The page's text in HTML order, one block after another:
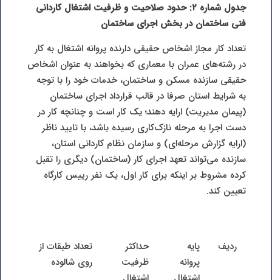
جدول شماره۲: حدود صلاحیت و ظرفیت اشتغال کاردانی
فنی ساختمان در بخش اجرای ساختمان
تعداد کار مجاز اشخاص حقیقی دارنده پروانه اشتغال به کار
در رشته‌های عمران با معماری که بخواهند به عنوان اشخاص
حقیقی سازنده مسکن و ساختمان، خدمات خود را با توجه
به شرایط استان صرفا در قالب قرارداد اجرای ساختمان
(پیمان مدیریت) ارایه دهند؛ یک کار است و چنانچه کار در
دست اجرا به مرحله نازک‌کاری رسیده باشد، با تایید ناظر
(ارایه گزارش مرحله‌ای) و سازمان نظام کاردانی استان،
سازنده می‌تواند تعهد اجرای کار (ساختمان) دیگری را تقبل
کرده مشروط بر اینکه برای کار اول، یک نفر رییس کارگاه
تعیین کند.
ردیف
پایه
پروانه
حداکثر
ظرفیت
تعداد طبقات از
روی شالوده